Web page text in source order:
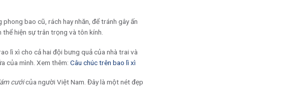
bao cũ, rách hay nhăn, để tránh gây ấn
hiện sự trân trọng và tôn kính.
lì xì cho cả hai đội bưng quả của nhà trai và
của mình. Xem thêm: Câu chúc trên bao lì xì
cướicủa người Việt Nam. Đây là một nét đẹp